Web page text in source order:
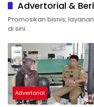
Advertorial &
Promosikan bisnis,
di sini.
Advertorial